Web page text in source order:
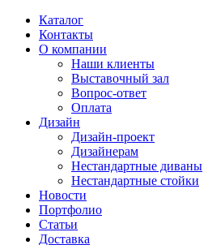
Каталог
Контакты
О компании
Наши клиенты
Выставочный зал
Вопрос-ответ
Оплата
Дизайн
Дизайн-проект
Дизайнерам
Нестандартные диваны
Нестандартные стойки
Новости
Портфолио
Статьи
Доставка